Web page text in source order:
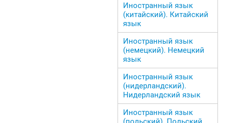
Иностранный язык
(китайский). Китайский
язык
Иностранный язык
(немецкий). Немецкий
язык
Иностранный язык
(нидерландский).
Нидерландский язык
Иностранный язык